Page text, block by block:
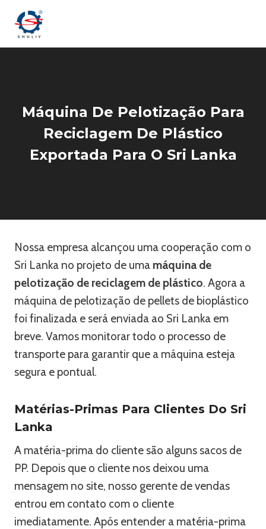
Máquina De Pelotização Para
Reciclagem De Plástico
Exportada Para O Sri Lanka
Nossa empresa alcançou uma cooperação com o
Sri Lanka no projeto de uma máquina de
pelotização de reciclagem de plástico. Agora a
máquina de pelotização de pellets de bioplástico
foi finalizada e será enviada ao Sri Lanka em
breve. Vamos monitorar todo o processo de
transporte para garantir que a máquina esteja
segura e pontual.
Matérias-Primas Para Clientes Do Sri
Lanka
A matéria-prima do cliente são alguns sacos de
PP. Depois que o cliente nos deixou uma
mensagem no site, nosso gerente de vendas
entrou em contato com o cliente
imediatamente. Após entender a matéria-prima